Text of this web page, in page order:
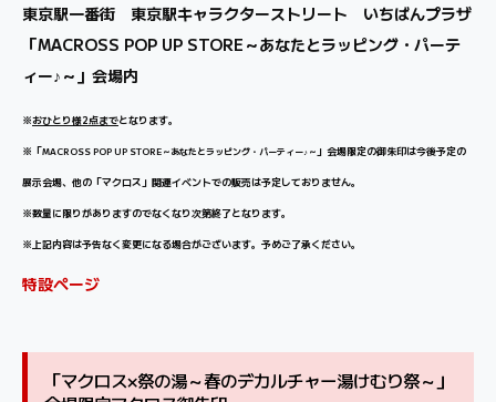
東京駅一番街 東京駅キャラクターストリート いちばんプラザ
「MACROSS POP UP STORE～あなたとラッピング・パーテ
ィー♪～」会場内
※おひとり様2点までとなります。
※「MACROSS POP UP STORE～あなたとラッピング・パーティー♪～ 」会場限定の御朱印は今後予定の
展示会場、他の「マクロス」関連イベントでの販売は予定しておりません。
※数量に限りがありますのでなくなり次第終了となります。
※上記内容は予告なく変更になる場合がございます。予めご了承ください。
特設ページ
「マクロス×祭の湯～春のデカルチャー湯けむり祭～」